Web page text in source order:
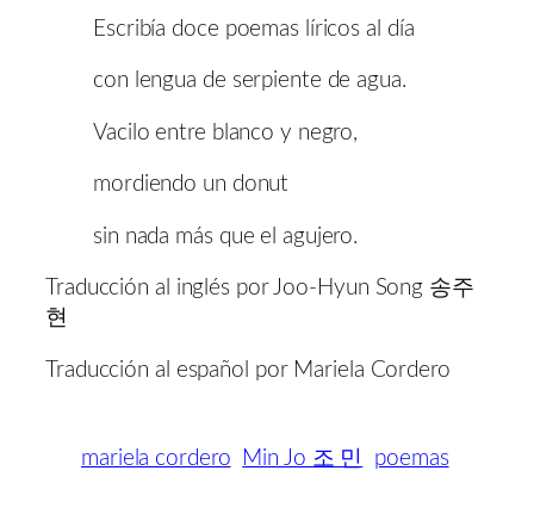
Escribía doce poemas líricos al día
con lengua de serpiente de agua.
Vacilo entre blanco y negro,
mordiendo un donut
sin nada más que el agujero.
Traducción al inglés por Joo-Hyun Song 송주
현
Traducción al español por Mariela Cordero
mariela cordero Min Jo 조 민 poemas